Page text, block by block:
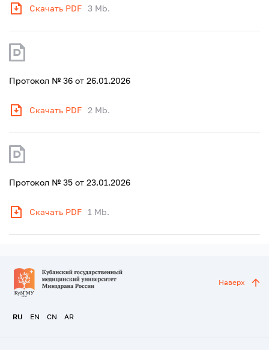
Скачать PDF 3 Mb.
Протокол № 36 от 26.01.2026
Скачать PDF 2 Mb.
Протокол № 35 от 23.01.2026
Скачать PDF 1 Mb.
RU EN CN AR
Наверх